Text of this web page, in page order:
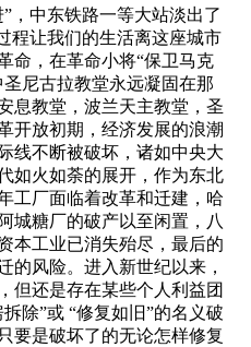
，中东铁路一等大站淡出了
程让我们的生活离这座城市
命，在革命小将“保卫马克
尼古拉教堂永远凝固在那
息教堂，波兰天主教堂，圣
放初期，经济发展的浪潮
线不断被破坏，诸如中央大
如火如荼的展开，作为东北
工厂面临着改革和迁建，哈
城糖厂的破产以至闲置，八
本工业已消失殆尽，最后的
的风险。进入新世纪以来，
但还是存在某些个人利益团
除”或 “修复如旧”的名义破
要是破坏了的无论怎样修复